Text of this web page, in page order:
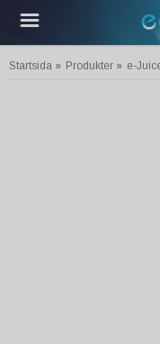
Startsida » Produkter » e-